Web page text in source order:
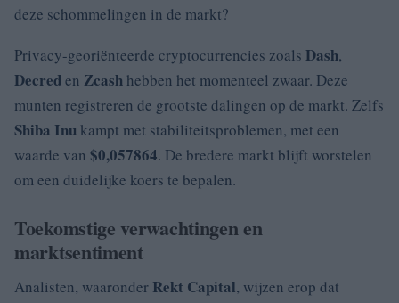
deze schommelingen in de markt?
Privacy-georiënteerde cryptocurrencies zoals Dash,
Decreden Zcash hebben het momenteel zwaar. Deze
munten registreren de grootste dalingen op de markt. Zelfs
Shiba Inu kampt met stabiliteitsproblemen, met een
waarde van $0,057864. De bredere markt blijft worstelen
om een duidelijke koers te bepalen.
Toekomstige verwachtingen en
marktsentiment
Analisten, waaronder Rekt Capital, wijzen erop dat